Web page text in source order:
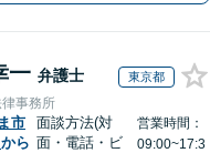
一 弁護士 東京都
事務所
市
から
面談方法(対
面・電話・ビ
営業時間：
09:00~17:3